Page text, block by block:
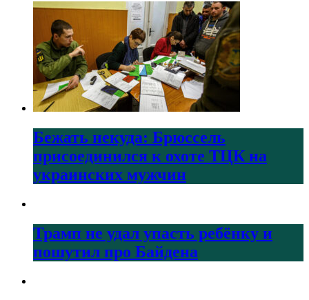
Бежать некуда: Брюссель
присоединился к охоте ТЦК на
украинских мужчин
Трамп не удал упасть ребёнку и
пошутил про Байдена